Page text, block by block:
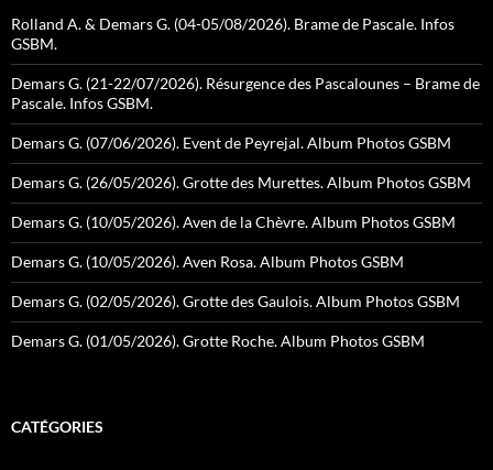
Rolland A. & Demars G. (04-05/08/2026). Brame de Pascale. Infos
GSBM.
Demars G. (21-22/07/2026). Résurgence des Pascalounes – Brame de
Pascale. Infos GSBM.
Demars G. (07/06/2026). Event de Peyrejal. Album Photos GSBM
Demars G. (26/05/2026). Grotte des Murettes. Album Photos GSBM
Demars G. (10/05/2026). Aven de la Chèvre. Album Photos GSBM
Demars G. (10/05/2026). Aven Rosa. Album Photos GSBM
Demars G. (02/05/2026). Grotte des Gaulois. Album Photos GSBM
Demars G. (01/05/2026). Grotte Roche. Album Photos GSBM
CATÉGORIES